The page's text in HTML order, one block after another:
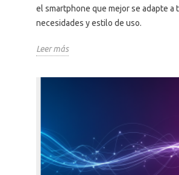
el smartphone que mejor se adapte a
necesidades y estilo de uso.
Leer más